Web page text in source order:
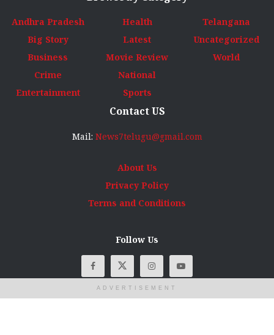
Andhra Pradesh
Big Story
Business
Crime
Entertainment
Health
Latest
Movie Review
National
Sports
Telangana
Uncategorized
World
Contact US
Mail: News7telugu@gmail.com
About Us
Privacy Policy
Terms and Conditions
Follow Us
ADVERTISEMENT